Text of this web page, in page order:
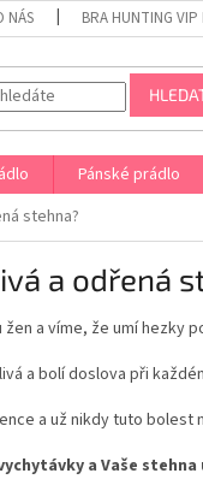
NÁS BRA HUNTING
Pánské prádlo
stehna?
a odřená
a víme, že umí hezky
a bolí doslova při
a už nikdy tuto bolest
a Vaše